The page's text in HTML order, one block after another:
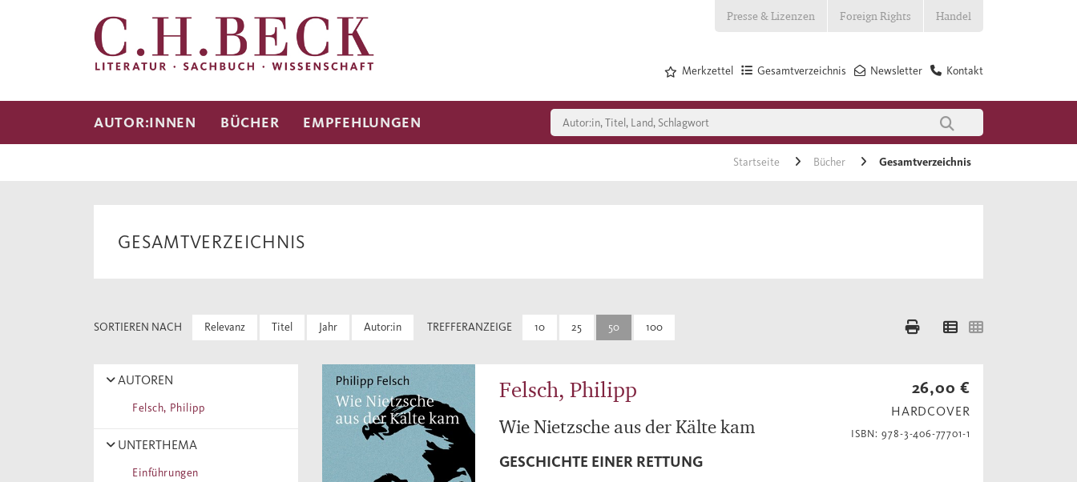
Presse & Lizenzen Foreign Rights Handel
Kontakt
Newsletter
Gesamtverzeichnis
Merkzettel
AUTOR:INNEN BÜCHER EMPFEHLUNGEN
Startseite Bücher Gesamtverzeichnis
GESAMTVERZEICHNIS
SORTIEREN NACH Relevanz Titel Jahr Autor:in TREFFERANZEIGE 10 25 50 100
AUTOREN
Felsch, Philipp
UNTERTHEMA
Einführungen
Felsch, Philipp
Wie Nietzsche aus der Kälte kam
GESCHICHTE EINER RETTUNG
26,00 €
HARDCOVER
ISBN: 978-3-406-77701-1